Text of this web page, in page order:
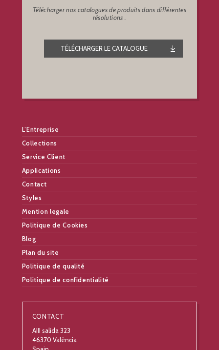
Télécharger nos catalogues de produits dans différentes
résolutions .
TÉLÉCHARGER LE CATALOGUE
L’Entreprise
Collections
Service Client
Applications
Contact
Styles
Mention legale
Politique de Cookies
Blog
Plan du site
Politique de qualité
Politique de confidentialité
CONTACT
AIII salida 323
46370 València